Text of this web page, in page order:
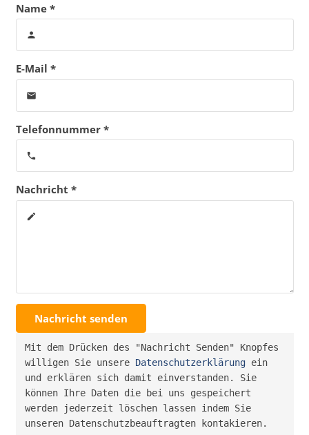
Name *
person
E-Mail *
email
Telefonnummer *
phone
Nachricht *
create
Nachricht senden
Mit dem Drücken des "Nachricht Senden" Knopfes
willigen Sie unsere Datenschutzerklärung ein
und erklären sich damit einverstanden. Sie
können Ihre Daten die bei uns gespeichert
werden jederzeit löschen lassen indem Sie
unseren Datenschutzbeauftragten kontakieren.